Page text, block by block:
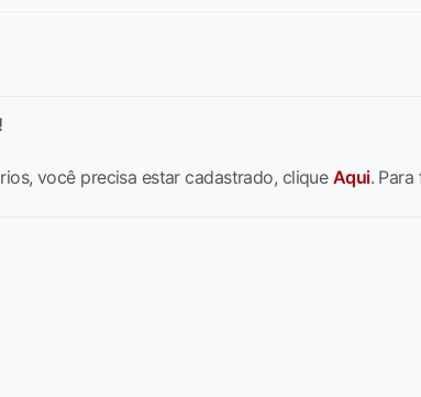
você precisa estar cadastrado, cliqueAqui.